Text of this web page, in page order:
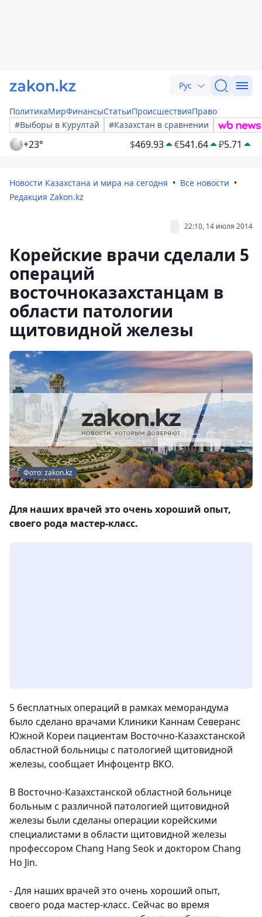
Рус
ПолитикаМирФинансыСтатьиПроисшествияПраво
#Выборы в Курултай
#Казахстан в сравнении
+23° $469.93 €541.64 ₽5.71
Новости Казахстана и мира на сегодня
Все новости
Редакция Zakon.kz
22:10, 14 июля 2014
Корейские врачи сделали 5
операций
восточноказахстанцам в
области патологии
щитовидной железы
Фото: zakon.kz
Для наших врачей это очень хороший опыт,
своего рода мастер-класс.
5 бесплатных операций в рамках меморандума
было сделано врачами Клиники Каннам Северанс
Южной Кореи пациентам Восточно-Казахстанской
областной больницы с патологией щитовидной
железы, сообщает Инфоцентр ВКО.
В Восточно-Казахстанской областной больнице
больным с различной патологией щитовидной
железы были сделаны операции корейскими
специалистами в области щитовидной железы
профессором Chang Hang Seok и доктором Chang
Ho Jin.
- Для наших врачей это очень хороший опыт,
своего рода мастер-класс. Сейчас во время